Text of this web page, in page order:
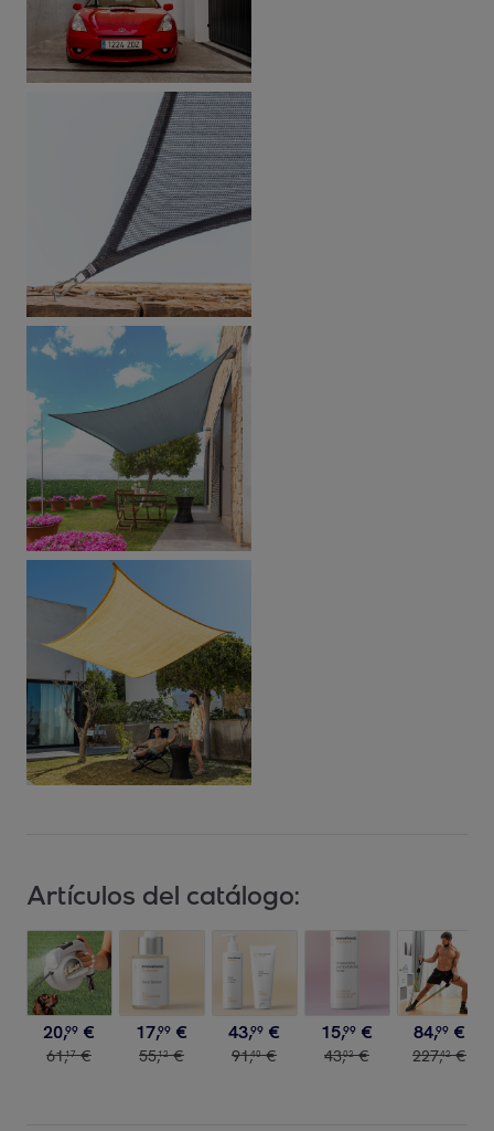
Artículos del catálogo:
20,99 €
61,17 €
17,99 €
55,12 €
43,99 €
91,40 €
15,99 €
43,02 €
84,99 €
227,42 €